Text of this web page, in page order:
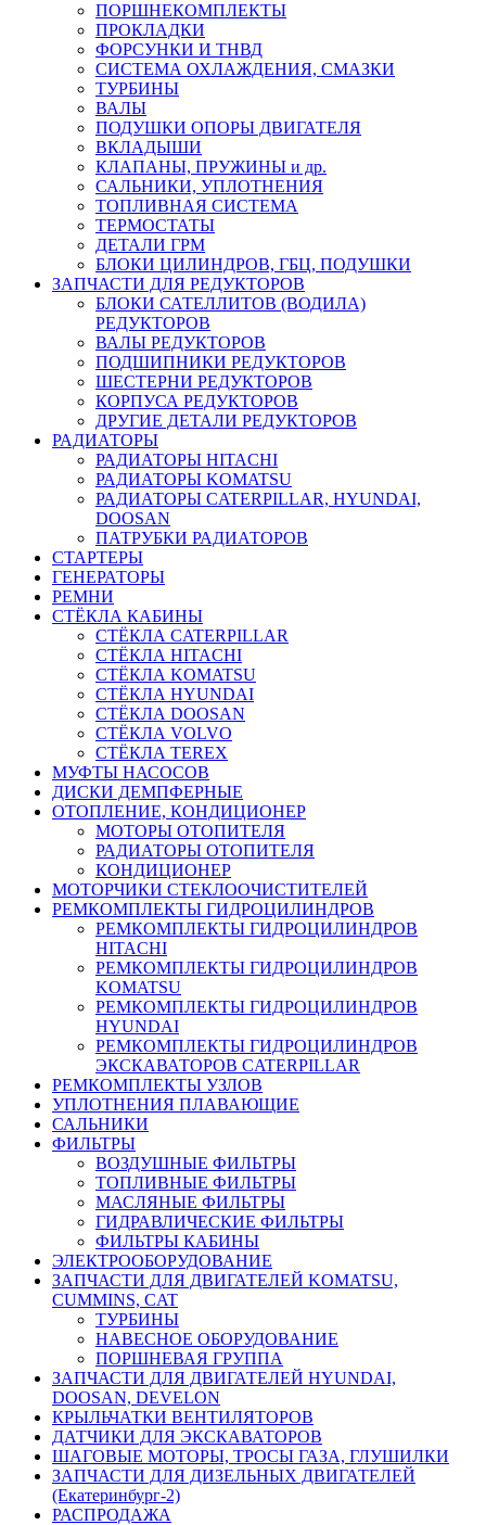
ПОРШНЕКОМПЛЕКТЫ
ПРОКЛАДКИ
ФОРСУНКИ И ТНВД
СИСТЕМА ОХЛАЖДЕНИЯ, СМАЗКИ
ТУРБИНЫ
ВАЛЫ
ПОДУШКИ ОПОРЫ ДВИГАТЕЛЯ
ВКЛАДЫШИ
КЛАПАНЫ, ПРУЖИНЫ и др.
САЛЬНИКИ, УПЛОТНЕНИЯ
ТОПЛИВНАЯ СИСТЕМА
ТЕРМОСТАТЫ
ДЕТАЛИ ГРМ
БЛОКИ ЦИЛИНДРОВ, ГБЦ, ПОДУШКИ
ЗАПЧАСТИ ДЛЯ РЕДУКТОРОВ
БЛОКИ САТЕЛЛИТОВ (ВОДИЛА)
РЕДУКТОРОВ
ВАЛЫ РЕДУКТОРОВ
ПОДШИПНИКИ РЕДУКТОРОВ
ШЕСТЕРНИ РЕДУКТОРОВ
КОРПУСА РЕДУКТОРОВ
ДРУГИЕ ДЕТАЛИ РЕДУКТОРОВ
РАДИАТОРЫ
РАДИАТОРЫ HITACHI
РАДИАТОРЫ KOMATSU
РАДИАТОРЫ CATERPILLAR, HYUNDAI,
DOOSAN
ПАТРУБКИ РАДИАТОРОВ
СТАРТЕРЫ
ГЕНЕРАТОРЫ
РЕМНИ
СТЁКЛА КАБИНЫ
СТЁКЛА CATERPILLAR
СТЁКЛА HITACHI
СТЁКЛА KOMATSU
СТЁКЛА HYUNDAI
СТЁКЛА DOOSAN
СТЁКЛА VOLVO
СТЁКЛА TEREX
МУФТЫ НАСОСОВ
ДИСКИ ДЕМПФЕРНЫЕ
ОТОПЛЕНИЕ, КОНДИЦИОНЕР
МОТОРЫ ОТОПИТЕЛЯ
РАДИАТОРЫ ОТОПИТЕЛЯ
КОНДИЦИОНЕР
МОТОРЧИКИ СТЕКЛООЧИСТИТЕЛЕЙ
РЕМКОМПЛЕКТЫ ГИДРОЦИЛИНДРОВ
РЕМКОМПЛЕКТЫ ГИДРОЦИЛИНДРОВ
HITACHI
РЕМКОМПЛЕКТЫ ГИДРОЦИЛИНДРОВ
KOMATSU
РЕМКОМПЛЕКТЫ ГИДРОЦИЛИНДРОВ
HYUNDAI
РЕМКОМПЛЕКТЫ ГИДРОЦИЛИНДРОВ
ЭКСКАВАТОРОВ CATERPILLAR
РЕМКОМПЛЕКТЫ УЗЛОВ
УПЛОТНЕНИЯ ПЛАВАЮЩИЕ
САЛЬНИКИ
ФИЛЬТРЫ
ВОЗДУШНЫЕ ФИЛЬТРЫ
ТОПЛИВНЫЕ ФИЛЬТРЫ
МАСЛЯНЫЕ ФИЛЬТРЫ
ГИДРАВЛИЧЕСКИЕ ФИЛЬТРЫ
ФИЛЬТРЫ КАБИНЫ
ЭЛЕКТРООБОРУДОВАНИЕ
ЗАПЧАСТИ ДЛЯ ДВИГАТЕЛЕЙ KOMATSU,
CUMMINS, CAT
ТУРБИНЫ
НАВЕСНОЕ ОБОРУДОВАНИЕ
ПОРШНЕВАЯ ГРУППА
ЗАПЧАСТИ ДЛЯ ДВИГАТЕЛЕЙ HYUNDAI,
DOOSAN, DEVELON
КРЫЛЬЧАТКИ ВЕНТИЛЯТОРОВ
ДАТЧИКИ ДЛЯ ЭКСКАВАТОРОВ
ШАГОВЫЕ МОТОРЫ, ТРОСЫ ГАЗА, ГЛУШИЛКИ
ЗАПЧАСТИ ДЛЯ ДИЗЕЛЬНЫХ ДВИГАТЕЛЕЙ
(Екатеринбург-2)
РАСПРОДАЖА